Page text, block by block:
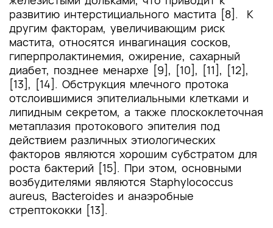
развитию интерстициального мастита [8]. К
другим факторам, увеличивающим риск
мастита, относятся инвагинация сосков,
гиперпролактинемия, ожирение, сахарный
диабет, позднее менархе [9], [10], [11], [12],
[13], [14]. Обструкция млечного протока
отслоившимися эпителиальными клетками и
липидным секретом, а также плоскоклеточная
метаплазия протокового эпителия под
действием различных этиологических
факторов являются хорошим субстратом для
роста бактерий [15]. При этом, основными
возбудителями являются Staphylococcus
aureus, Bacteroides и анаэробные
стрептококки [13].